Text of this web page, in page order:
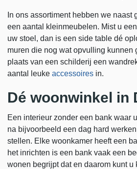
In ons assortiment hebben we naast
een aantal kleinmeubelen. Mist u
uw stoel, dan is een side table dé
muren die nog wat opvulling kunnen
plaats van een schilderij een
aantal leuke accessoires in.
Dé woonwinkel in
Een interieur zonder een bank waar
na bijvoorbeeld een dag hard
stellen. Elke woonkamer heeft een
het inrichten is een bank vaak een
wonen begrijpt dat en daarom kunt u